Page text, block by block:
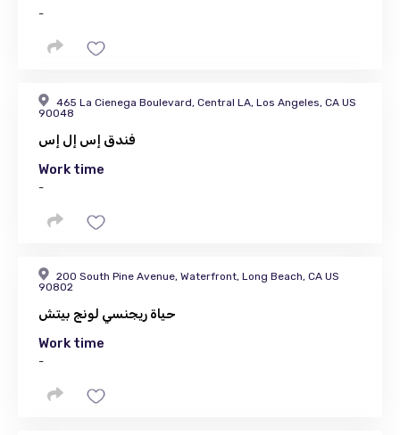
-
465 La Cienega Boulevard, Central LA, Los Angeles, CA US
90048
فندق إس إل إس
Work time
-
200 South Pine Avenue, Waterfront, Long Beach, CA US
90802
حياة ريجنسي لونج بيتش
Work time
-